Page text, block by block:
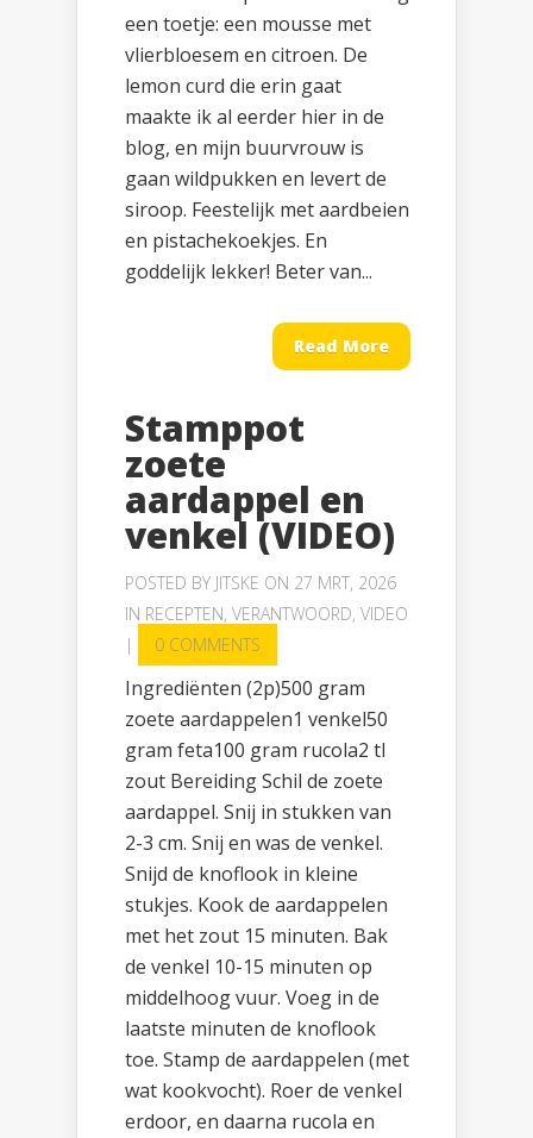
een toetje: een mousse met
vlierbloesem en citroen. De
lemon curd die erin gaat
maakte ik al eerder hier in de
blog, en mijn buurvrouw is
gaan wildpukken en levert de
siroop. Feestelijk met aardbeien
en pistachekoekjes. En
goddelijk lekker! Beter van...
Read More
Stamppot
zoete
aardappel en
venkel (VIDEO)
POSTED BY JITSKE ON 27 MRT, 2026
IN RECEPTEN, VERANTWOORD, VIDEO
|
0 COMMENTS
Ingrediënten (2p)500 gram
zoete aardappelen1 venkel50
gram feta100 gram rucola2 tl
zout Bereiding Schil de zoete
aardappel. Snij in stukken van
2-3 cm. Snij en was de venkel.
Snijd de knoflook in kleine
stukjes. Kook de aardappelen
met het zout 15 minuten. Bak
de venkel 10-15 minuten op
middelhoog vuur. Voeg in de
laatste minuten de knoflook
toe. Stamp de aardappelen (met
wat kookvocht). Roer de venkel
erdoor, en daarna rucola en